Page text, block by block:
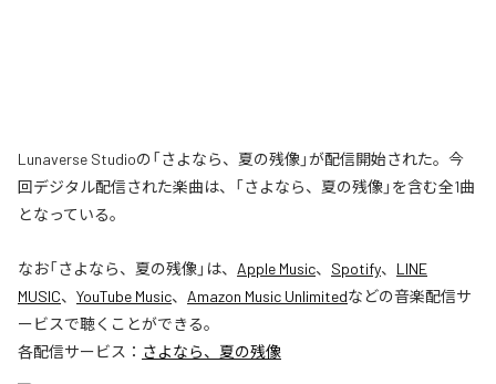
Lunaverse Studioの「さよなら、夏の残像」が配信開始された。今
回デジタル配信された楽曲は、「さよなら、夏の残像」を含む全1曲
となっている。
なお「さよなら、夏の残像」は、 Apple Music、 Spotify、 LINE
MUSIC、 YouTube Music、 Amazon Music Unlimitedなどの音楽配信サ
ービスで聴くことができる。
各配信サービス： さよなら、夏の残像